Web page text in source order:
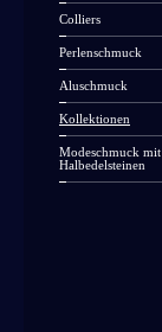
Colliers
Perlenschmuck
Aluschmuck
Kollektionen
Modeschmuck mit
Halbedelsteinen